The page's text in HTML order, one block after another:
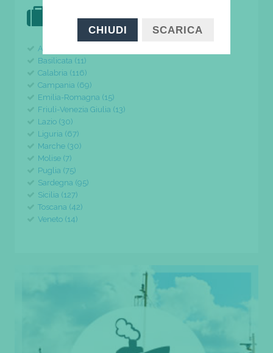
Abruzzo (24)
Basilicata (11)
Calabria (116)
Campania (69)
Emilia-Romagna (15)
Friuli-Venezia Giulia (13)
Lazio (30)
Liguria (67)
Marche (30)
Molise (7)
Puglia (75)
Sardegna (95)
Sicilia (127)
Toscana (42)
Veneto (14)
CHIUDI SCARICA